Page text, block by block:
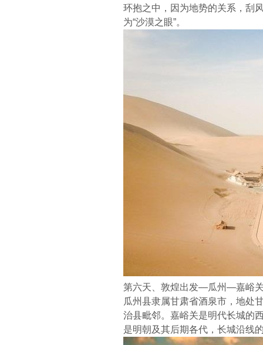
环抱之中，因为地势的关系，刮
为“沙漠之眼”。
第六天、敦煌出发—瓜州—嘉峪
瓜州县隶属甘肃省酒泉市，地处
治县毗邻。嘉峪关是明代长城的
是明朝及其后期各代，长城沿线